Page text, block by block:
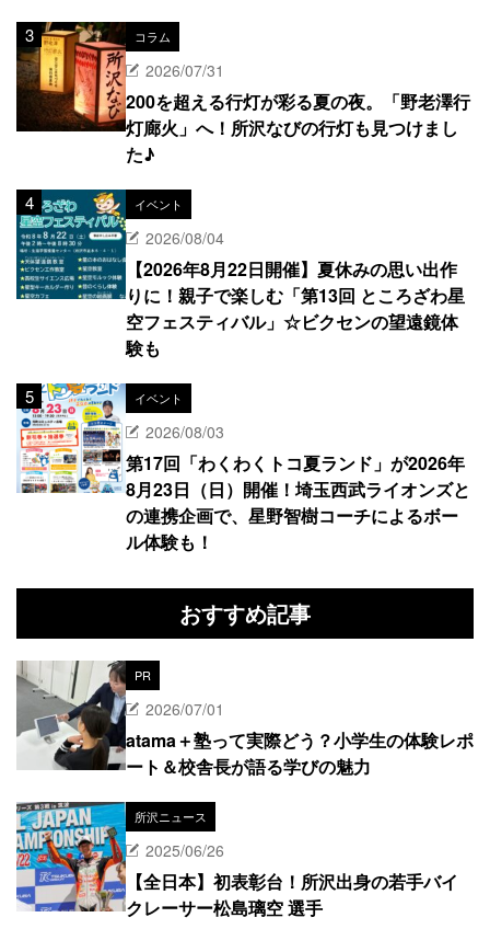
コラム
2026/07/31
200を超える行灯が彩る夏の夜。「野老澤行
灯廊火」へ！所沢なびの行灯も見つけまし
た♪
イベント
2026/08/04
【2026年8月22日開催】夏休みの思い出作
りに！親子で楽しむ「第13回 ところざわ星
空フェスティバル」☆ビクセンの望遠鏡体
験も
イベント
2026/08/03
第17回「わくわくトコ夏ランド」が2026年
8月23日（日）開催！埼玉西武ライオンズと
の連携企画で、星野智樹コーチによるボー
ル体験も！
おすすめ記事
PR
2026/07/01
atama＋塾って実際どう？小学生の体験レポ
ート＆校舎長が語る学びの魅力
所沢ニュース
2025/06/26
【全日本】初表彰台！所沢出身の若手バイ
クレーサー松島璃空 選手